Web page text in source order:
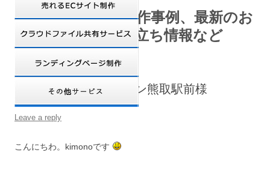
オビタスター 制作事例、最新のお
得情報、お役立ち情報など
【制作事例】リファイン熊取駅前様
Leave a reply
こんにちわ。kimonoです